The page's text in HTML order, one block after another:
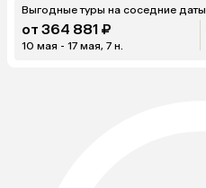
Выгодные туры на соседние даты
от 364 881 ₽
10 мая - 17 мая, 7 н.